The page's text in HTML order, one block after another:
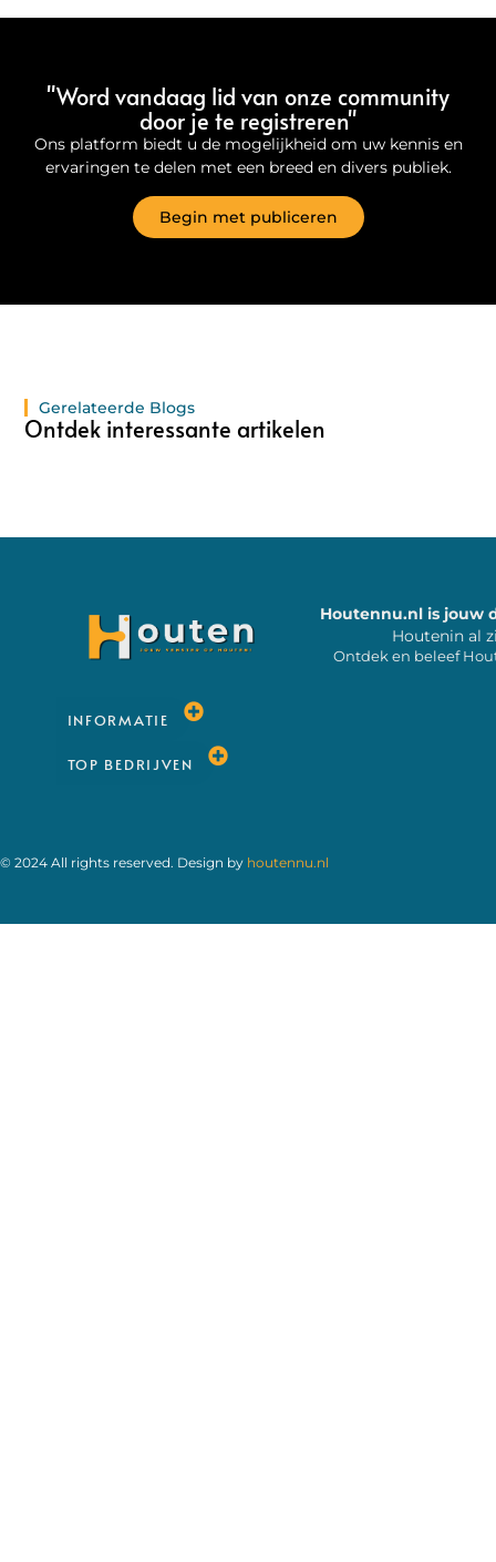
"Word vandaag lid van onze community
door je te registreren"
Ons platform biedt u de mogelijkheid om uw kennis en
ervaringen te delen met een breed en divers publiek.
Begin met publiceren
Gerelateerde Blogs
Ontdek interessante artikelen
Houtennu.nl is jouw
Houtenin al
Ontdek en beleef
INFORMATIE
TOP BEDRIJVEN
© 2024 All rights reserved. Design by houtennu.nl